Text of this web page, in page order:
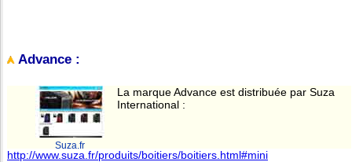
Advance :
Suza.fr
La marque Advance est distribuée par Suza
International :
http://www.suza.fr/produits/boitiers/boitiers.html#mini